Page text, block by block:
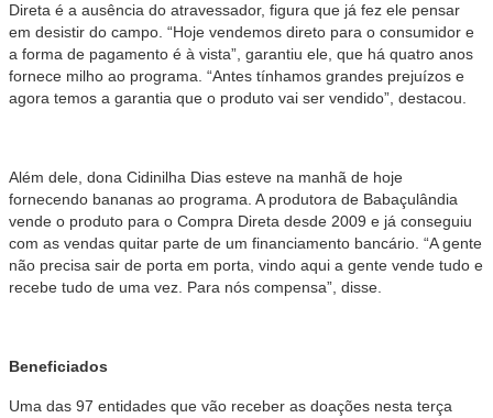
Direta é a ausência do atravessador, figura que já fez ele pensar
em desistir do campo. “Hoje vendemos direto para o consumidor e
a forma de pagamento é à vista”, garantiu ele, que há quatro anos
fornece milho ao programa. “Antes tínhamos grandes prejuízos e
agora temos a garantia que o produto vai ser vendido”, destacou.
Além dele, dona Cidinilha Dias esteve na manhã de hoje
fornecendo bananas ao programa. A produtora de Babaçulândia
vende o produto para o Compra Direta desde 2009 e já conseguiu
com as vendas quitar parte de um financiamento bancário. “A gente
não precisa sair de porta em porta, vindo aqui a gente vende tudo e
recebe tudo de uma vez. Para nós compensa”, disse.
Beneficiados
Uma das 97 entidades que vão receber as doações nesta terça